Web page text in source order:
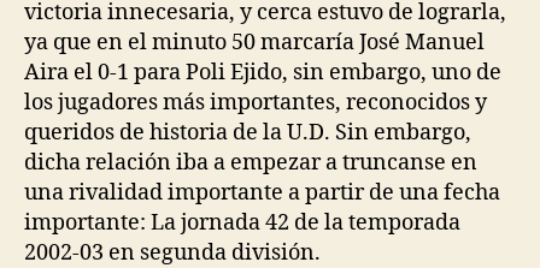
victoria innecesaria, y cerca estuvo de lograrla,
ya que en el minuto 50 marcaría José Manuel
Aira el 0-1 para Poli Ejido, sin embargo, uno de
los jugadores más importantes, reconocidos y
queridos de historia de la U.D. Sin embargo,
dicha relación iba a empezar a truncanse en
una rivalidad importante a partir de una fecha
importante: La jornada 42 de la temporada
2002-03 en segunda división.